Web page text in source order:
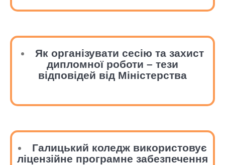
Як організувати сесію та захист
дипломної роботи – тези
відповідей від Міністерства
Галицький коледж використовує
ліцензійне програмне забезпечення